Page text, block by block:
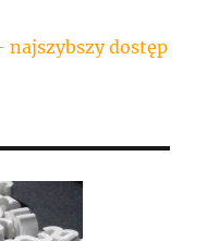
najszybszy dostęp